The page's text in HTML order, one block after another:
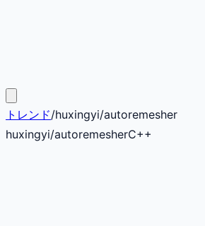
トレンド/huxingyi/autoremesher
huxingyi/autoremesherC++